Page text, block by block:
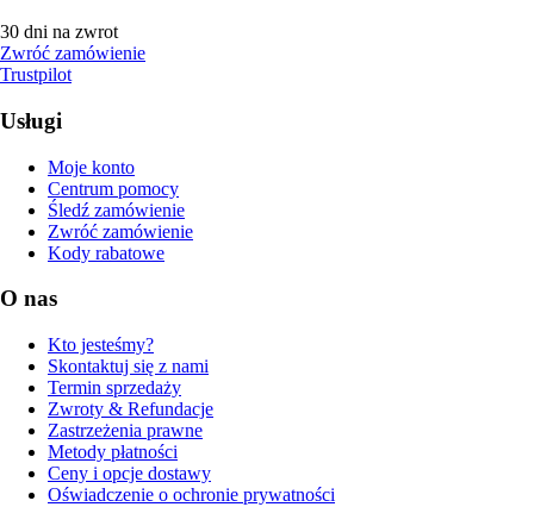
30 dni na zwrot
Zwróć zamówienie
Trustpilot
Usługi
Moje konto
Centrum pomocy
Śledź zamówienie
Zwróć zamówienie
Kody rabatowe
O nas
Kto jesteśmy?
Skontaktuj się z nami
Termin sprzedaży
Zwroty & Refundacje
Zastrzeżenia prawne
Metody płatności
Ceny i opcje dostawy
Oświadczenie o ochronie prywatności